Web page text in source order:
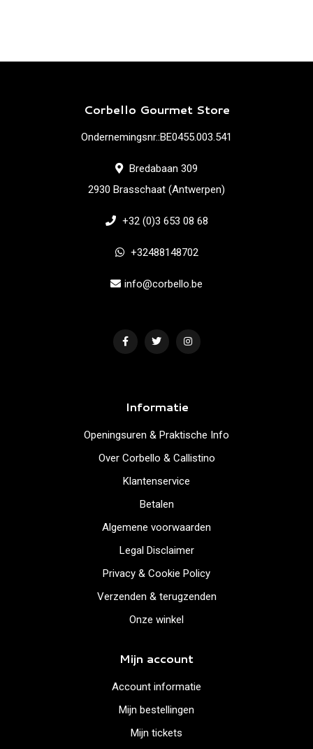
Corbello Gourmet Store
Ondernemingsnr.:BE0455.003.541
Bredabaan 309
2930 Brasschaat (Antwerpen)
+32 (0)3 653 08 68
+32488148702
info@corbello.be
Informatie
Openingsuren & Praktische Info
Over Corbello & Callistino
Klantenservice
Betalen
Algemene voorwaarden
Legal Disclaimer
Privacy & Cookie Policy
Verzenden & terugzenden
Onze winkel
Mijn account
Account informatie
Mijn bestellingen
Mijn tickets